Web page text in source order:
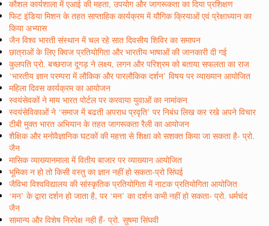
कौशल कार्यशाला में एआई की महता, उपयोग और जागरूकता का दिया प्रशिक्षण
फिट इंडिया मिशन के तहत साप्ताहिक कार्यक्रम में यौगिक क्रियाओं एवं प्रेक्षाध्यान का
किया अभ्यास
जैन विश्व भारती संस्थान में चल रहे सात दिवसीय शिविर का समापन
छात्राओं के लिए क्विज प्रतियोगिता और भारतीय भाषाओं की जानकारी दी गई
कुलपति प्रो. बच्छराज दूगड़ ने लक्ष्य, लगन और परिश्रम को बताया सफलता का राज
‘भारतीय ज्ञान परम्परा में लौकिक और पारलौकिक दर्शन’ विषय पर व्याख्यान आयोजित
महिला दिवस कार्यक्रम का आयोजन
स्वयंसेवकों ने माय भारत पोर्टल पर करवाया युवाओं का नामांकन
स्वयंसेविकाओं ने ‘समाज में बढती अपराध प्रवृति’ पर निबंध लिख कर रखे अपने विचार
टीबी मुक्त भारत अभियान के तहत जागरूकता रैली का आयोजन
शैक्षिक और मनोवैज्ञानिक घटकों की महत्ता से शिक्षा को सशक्त किया जा सकता है- प्रो.
जैन
मासिक व्याख्यानमाला में वितीय बाजार पर व्याख्यान आयोजित
भूमिका न हो तो किसी वस्तु का ज्ञान नहीं हो सकता-प्रो सिंघई
जैविभा विश्वविद्यालय की सांस्कृतिक प्रतियोगिता में नाटक प्रतियोगिता आयोजित
‘मन’ के द्वारा दर्शन हो जाता है, पर ‘मन’ का दर्शन कभी नहीं हो सकता- प्रो. धर्मचंद
जैन
सामान्य और विशेष निरपेक्ष नही हैं- प्रो. सुषमा सिंघवी